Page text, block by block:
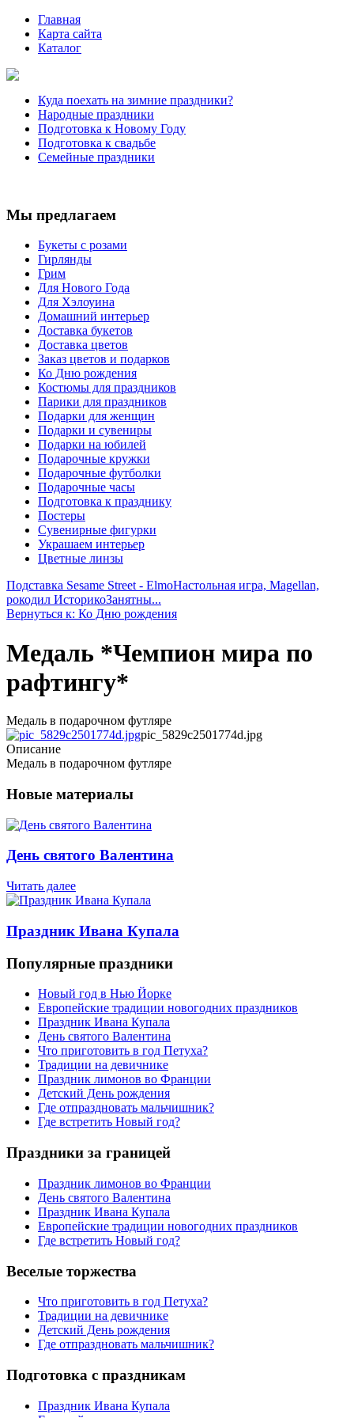
Главная
Карта сайта
Каталог
Куда поехать на зимние праздники?
Народные праздники
Подготовка к Новому Году
Подготовка к свадьбе
Семейные праздники
Мы предлагаем
Букеты с розами
Гирлянды
Грим
Для Нового Года
Для Хэлоуина
Домашний интерьер
Доставка букетов
Доставка цветов
Заказ цветов и подарков
Ко Дню рождения
Костюмы для праздников
Парики для праздников
Подарки для женщин
Подарки и сувениры
Подарки на юбилей
Подарочные кружки
Подарочные футболки
Подарочные часы
Подготовка к празднику
Постеры
Сувенирные фигурки
Украшаем интерьер
Цветные линзы
Подставка Sesame Street - ElmoНастольная игра, Magellan,
рокодил ИсторикоЗанятны...
Вернуться к: Ко Дню рождения
Медаль *Чемпион мира по
рафтингу*
Медаль в подарочном футляре
pic_5829c2501774d.jpg
Описание
Медаль в подарочном футляре
Новые материалы
День святого Валентина
Читать далее
Праздник Ивана Купала
Популярные праздники
Новый год в Нью Йорке
Европейские традиции новогодних праздников
Праздник Ивана Купала
День святого Валентина
Что приготовить в год Петуха?
Традиции на девичнике
Праздник лимонов во Франции
Детский День рождения
Где отпраздновать мальчишник?
Где встретить Новый год?
Праздники за границей
Праздник лимонов во Франции
День святого Валентина
Праздник Ивана Купала
Европейские традиции новогодних праздников
Где встретить Новый год?
Веселые торжества
Что приготовить в год Петуха?
Традиции на девичнике
Детский День рождения
Где отпраздновать мальчишник?
Подготовка с праздникам
Праздник Ивана Купала